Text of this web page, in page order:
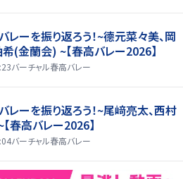
ーを振り返ろう！~德元菜々美、岡
(金蘭会) ~【春高バレー2026】
バーチャル春高バレー
レーを振り返ろう！~尾﨑亮太、西村
春高バレー2026】
バーチャル春高バレー